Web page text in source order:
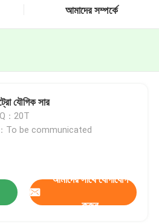
আমাদের সম্পর্কে
যৌগিক সার
：20T
To be communicated
আমাদের সাথে যোগাযোগ
করুন